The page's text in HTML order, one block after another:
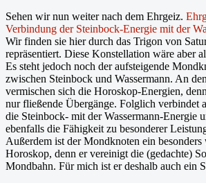
Sehen wir nun weiter nach dem Ehrgeiz.
Verbindung der Steinbock-Energie mit der
Wir finden sie hier durch das Trigon von
repräsentiert. Diese Konstellation wäre aber
Es steht jedoch noch der aufsteigende
zwischen Steinbock und Wassermann. An
vermischen sich die Horoskop-Energien,
nur fließende Übergänge. Folglich verbindet
die Steinbock- mit der Wassermann-Energie
ebenfalls die Fähigkeit zu besonderer
Außerdem ist der Mondknoten ein
Horoskop, denn er vereinigt die (gedachte)
Mondbahn. Für mich ist er deshalb auch ein